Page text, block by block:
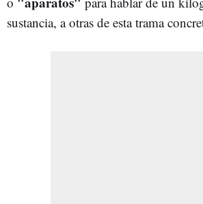
sustancia, a otras de esta trama